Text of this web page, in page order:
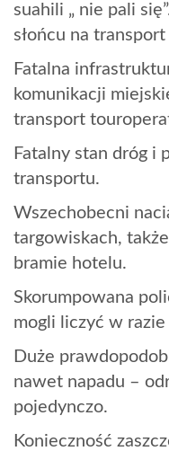
suahili „ nie pali
słońcu na
Fatalna
komunikacji
transport
Fatalny stan dróg i
transportu.
Wszechobecni
targowiskach,
bramie hotelu.
Skorumpowana
mogli liczyć w razie
Duże
nawet napadu –
pojedynczo.
Konieczność